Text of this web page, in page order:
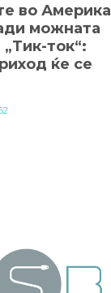
во Америка
можната
ток“:
ќе се